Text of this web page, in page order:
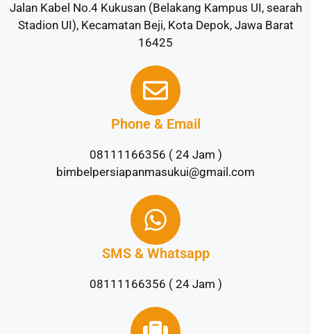
Jalan Kabel No.4 Kukusan (Belakang Kampus UI, searah
Stadion UI), Kecamatan Beji, Kota Depok, Jawa Barat
16425
Phone & Email
08111166356 ( 24 Jam )
bimbelpersiapanmasukui@gmail.com
SMS & Whatsapp
08111166356 ( 24 Jam )